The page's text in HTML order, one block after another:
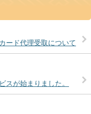
ード代理受取について
スが始まりました。